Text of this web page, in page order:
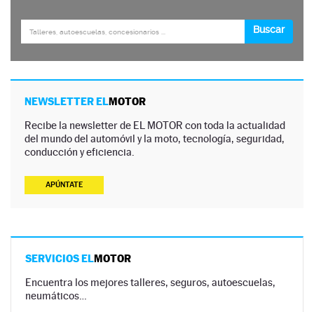
NEWSLETTER ELMOTOR
Recibe la newsletter de EL MOTOR con toda la actualidad
del mundo del automóvil y la moto, tecnología, seguridad,
conducción y eficiencia.
APÚNTATE
SERVICIOS ELMOTOR
Encuentra los mejores talleres, seguros, autoescuelas,
neumáticos…